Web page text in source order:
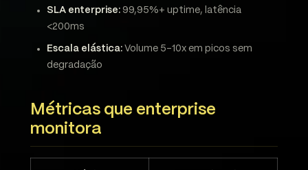
SLA enterprise: 99,95%+ uptime, latência
<200ms
Escala elástica: Volume 5-10x em picos sem
degradação
Métricas que enterprise
monitora